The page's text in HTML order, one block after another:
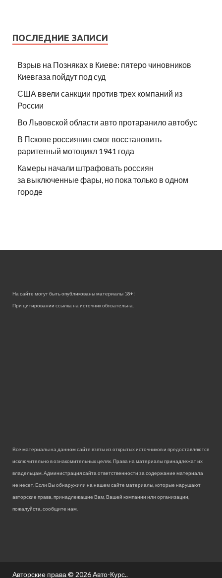
ПОСЛЕДНИЕ ЗАПИСИ
Взрыв на Позняках в Киеве: пятеро чиновников
Киевгаза пойдут под суд
США ввели санкции против трех компаний из
России
Во Львовской области авто протаранило автобус
В Пскове россиянин смог восстановить
раритетный мотоцикл 1941 года
Камеры начали штрафовать россиян
за выключенные фары, но пока только в одном
городе
На сайте могут быть опубликованы материалы 18+!
При цитировании ссылка на источник обязательна.
Все материалы на данном сайте взяты из открытых источников и предоставляются
исключительно в ознакомительных целях. Права на материалы принадлежат их
владельцам. Администрация сайта ответственности за содержание материала
не несет. Если Вы обнаружили на нашем сайте материалы, которые нарушают
авторские права, принадлежащие Вам, Вашей компании или организации,
пожалуйста, сообщите нам.
Авторские права © 2026Авто-Курс..